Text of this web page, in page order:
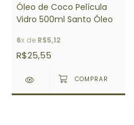
Óleo de Coco Película
Vidro 500ml Santo Óleo
6x de R$5,12
R$25,55